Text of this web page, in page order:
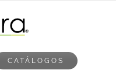
CATÁLOGOS